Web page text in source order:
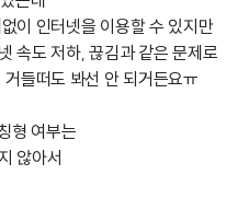
이 인터넷을 이용할 수 있지만
속도 저하, 끊김과 같은 문제로
들떠도 봐선 안 되거든요ㅠ
형 여부는
않아서